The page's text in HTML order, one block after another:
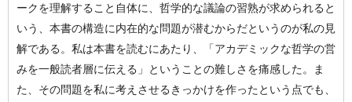
ークを理解すること自体に、哲学的な議論の習熟が求められると
いう、本書の構造に内在的な問題が潜むからだというのが私の見
解である。私は本書を読むにあたり、「アカデミックな哲学の営
みを一般読者層に伝える」ということの難しさを痛感した。ま
た、その問題を私に考えさせるきっかけを作ったという点でも、